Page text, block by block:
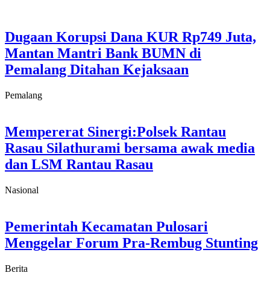
Dugaan Korupsi Dana KUR Rp749 Juta,
Mantan Mantri Bank BUMN di
Pemalang Ditahan Kejaksaan
Pemalang
Mempererat Sinergi:Polsek Rantau
Rasau Silathurami bersama awak media
dan LSM Rantau Rasau
Nasional
Pemerintah Kecamatan Pulosari
Menggelar Forum Pra-Rembug Stunting
Berita